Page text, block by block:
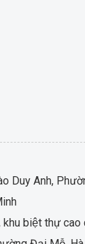
Duy Anh,
khu biệt thự cao